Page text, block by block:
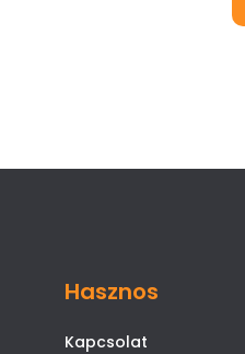
Hasznos
Kapcsolat